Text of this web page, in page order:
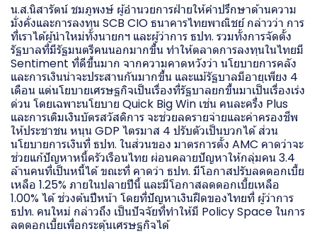
น.ส.นิสารัตน์ ชมภูพงษ์ ผู้อำนวยการฝ่ายให้คำปรึกษาด้านความ
มั่งคั่งและการลงทุน SCB CIO ธนาคารไทยพาณิชย์ กล่าวว่า การ
ที่เราได้ผู้นำใหม่ทั้งนายกฯ และผู้ว่าการ ธปท. รวมทั้งการจัดตั้ง
รัฐบาลที่มีรัฐมนตรีคนนอกมากขึ้น ทำให้ตลาดการลงทุนในไทยมี
Sentiment ที่ดีขึ้นมาก จากความคาดหวังว่า นโยบายการคลัง
และการเงินน่าจะประสานกันมากขึ้น และแม้รัฐบาลมีอายุเพียง 4
เดือน แต่นโยบายเศรษฐกิจเป็นเรื่องที่รัฐบาลยกขึ้นมาเป็นเรื่องเร่ง
ด่วน โดยเฉพาะนโยบาย Quick Big Win เช่น คนละครึ่ง Plus
และการเติมเงินบัตรสวัสดิการ จะช่วยลดรายจ่ายและค่าครองชีพ
ให้ประชาชน หนุน GDP ไตรมาส 4 ปรับตัวเป็นบวกได้ ส่วน
นโยบายการเงินที่ ธปท. ในส่วนของ มาตรการตั้ง AMC คาดว่าจะ
ช่วยแก้ปัญหาหนี้ครัวเรือนไทย ผ่อนคลายปัญหาให้กลุ่มคน 3.4
ล้านคนที่เป็นหนี้ได้ ขณะที่ คาดว่า ธปท. มีโอกาสปรับลดดอกเบี้ย
เหลือ 1.25% ภายในปลายปีนี้ และมีโอกาสลดดอกเบี้ยเหลือ
1.00% ได้ ช่วงต้นปีหน้า โดยที่ปัญหาเงินฝืดของไทยที่ ผู้ว่าการ
ธปท. คนใหม่ กล่าวถึง เป็นปัจจัยที่ทำให้มี Policy Space ในการ
ลดดอกเบี้ยเพื่อกระตุ้นเศรษฐกิจได้